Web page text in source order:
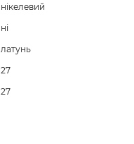
нікелевий
ні
латунь
27
27